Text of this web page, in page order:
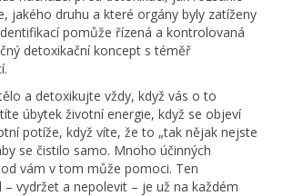
jakého druhu a které orgány byly zatíženy
pomůže řízená a kontrolovaná
detoxikační koncept s téměř
a detoxikujte vždy, když vás o to
úbytek životní energie, když se objeví
potíže, když víte, že to „tak nějak nejste
se čistilo samo. Mnoho účinných
vám v tom může pomoci. Ten
vydržet a nepolevit – je už na každém